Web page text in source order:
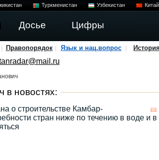
Туркменистан Узбекистан Китай
Досье Цифры
Правопорядок Язык и нац.вопрос
в новостях:
о строительстве Камбар-
стран ниже по течению в воде и в